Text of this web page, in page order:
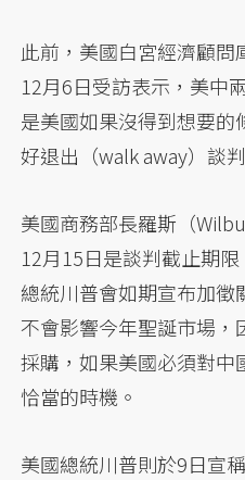
此前，美國白宮經濟顧問
12月6日受訪表示，美中
是美國如果沒得到想要
好退出（walk away）談
美國商務部長羅斯（
12月15日是談判截止期
總統川普會如期宣布加
不會影響今年聖誕市場
採購，如果美國必須對中
恰當的時機。
美國總統川普則於9日宣